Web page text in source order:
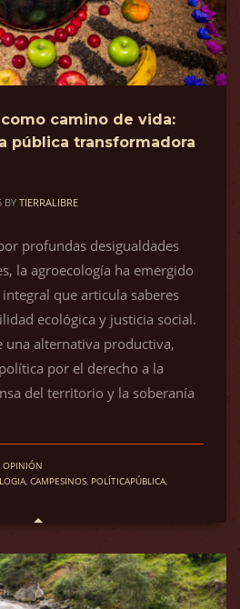
camino de vida:
pública transformadora
BY TIERRALIBRE
profundas desigualdades
la agroecología ha emergido
que articula saberes
ecológica y justicia social.
una alternativa productiva,
por el derecho a la
del territorio y la soberanía
OPINIÓN
CAMPESINOS POLÍTICAPÚBLICA